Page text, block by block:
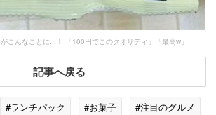
こんなことに...！ 「100円でこのクオリティ」「最高w」
記事へ戻る
#ランチパック #お菓子 #注目のグルメ